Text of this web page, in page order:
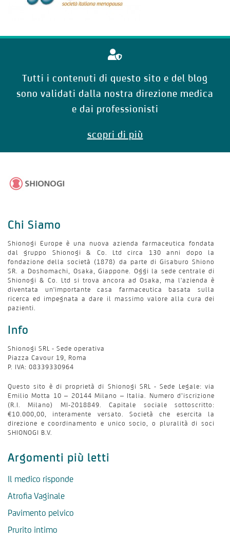
Tutti i contenuti di questo sito e del blog
sono validati dalla nostra direzione medica
e dai professionisti
scopri di più
Chi Siamo
Shionogi Europe è una nuova azienda farmaceutica fondata
dal gruppo Shionogi & Co. Ltd circa 130 anni dopo la
fondazione della società (1878) da parte di Gisaburo Shiono
SR. a Doshomachi, Osaka, Giappone. Oggi la sede centrale di
Shionogi & Co. Ltd si trova ancora ad Osaka, ma l'azienda è
diventata un'importante casa farmaceutica basata sulla
ricerca ed impegnata a dare il massimo valore alla cura dei
pazienti.
Info
Shionogi SRL - Sede operativa
Piazza Cavour 19, Roma
P. IVA: 08339330964
Questo sito è di proprietà di Shionogi SRL - Sede Legale: via
Emilio Motta 10 – 20144 Milano – Italia. Numero d’iscrizione
(R.I. Milano) MI-2018849. Capitale sociale sottoscritto:
€10.000,00, interamente versato. Società che esercita la
direzione e coordinamento e unico socio, o pluralità di soci
SHIONOGI B.V.
Argomenti più letti
Il medico risponde
Atrofia Vaginale
Pavimento pelvico
Prurito intimo